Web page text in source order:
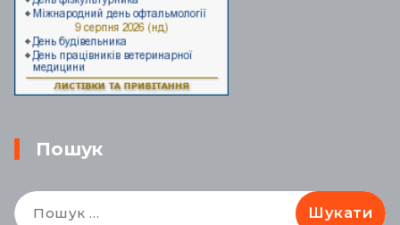
Пошук
Пошук: